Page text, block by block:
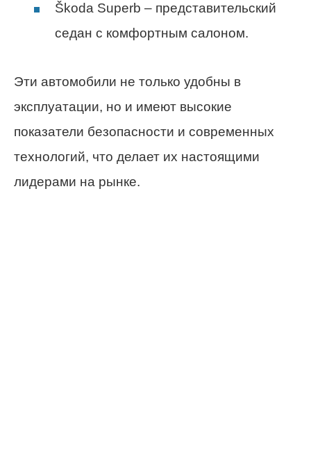
Škoda Superb – представительский
седан с комфортным салоном.
Эти автомобили не только удобны в
эксплуатации, но и имеют высокие
показатели безопасности и современных
технологий, что делает их настоящими
лидерами на рынке.